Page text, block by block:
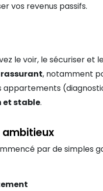
vos revenus passifs.
le voir, le sécuriser et
, notamment
et stable.
ambitieux
par de simples